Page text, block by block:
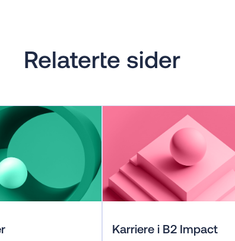
Relaterte sider
Karriere i B2 Impact